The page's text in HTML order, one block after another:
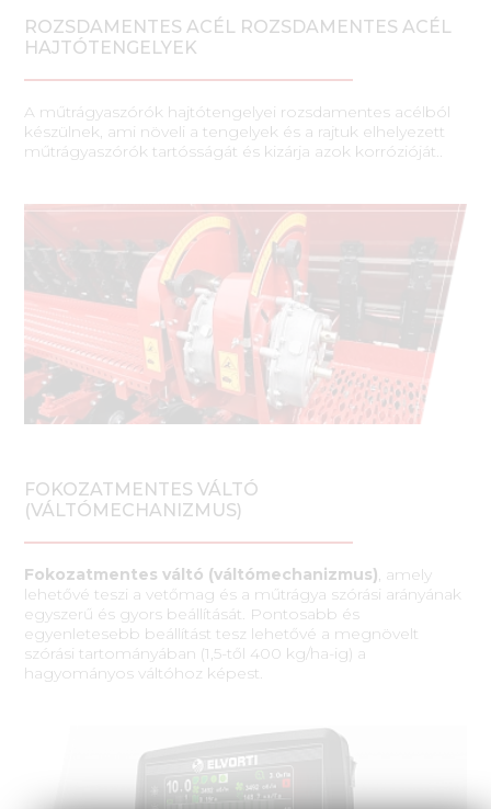
ROZSDAMENTES ACÉL ROZSDAMENTES ACÉL
HAJTÓTENGELYEK
A műtrágyaszórók hajtótengelyei rozsdamentes acélból
készülnek, ami növeli a tengelyek és a rajtuk elhelyezett
műtrágyaszórók tartósságát és kizárja azok korrózióját..
FOKOZATMENTES VÁLTÓ
(VÁLTÓMECHANIZMUS)
Fokozatmentes váltó (váltómechanizmus), amely
lehetővé teszi a vetőmag és a műtrágya szórási arányának
egyszerű és gyors beállítását. Pontosabb és
egyenletesebb beállítást tesz lehetővé a megnövelt
szórási tartományában (1,5-től 400 kg/ha-ig) a
hagyományos váltóhoz képest.